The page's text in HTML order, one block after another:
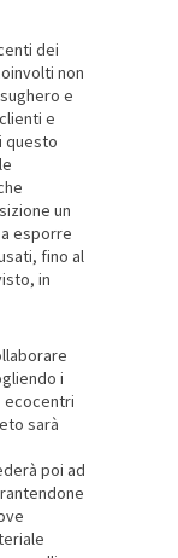
dei
non
e
e
questo
un
esporre
fino al
in
i
ecocentri
sarà
poi ad